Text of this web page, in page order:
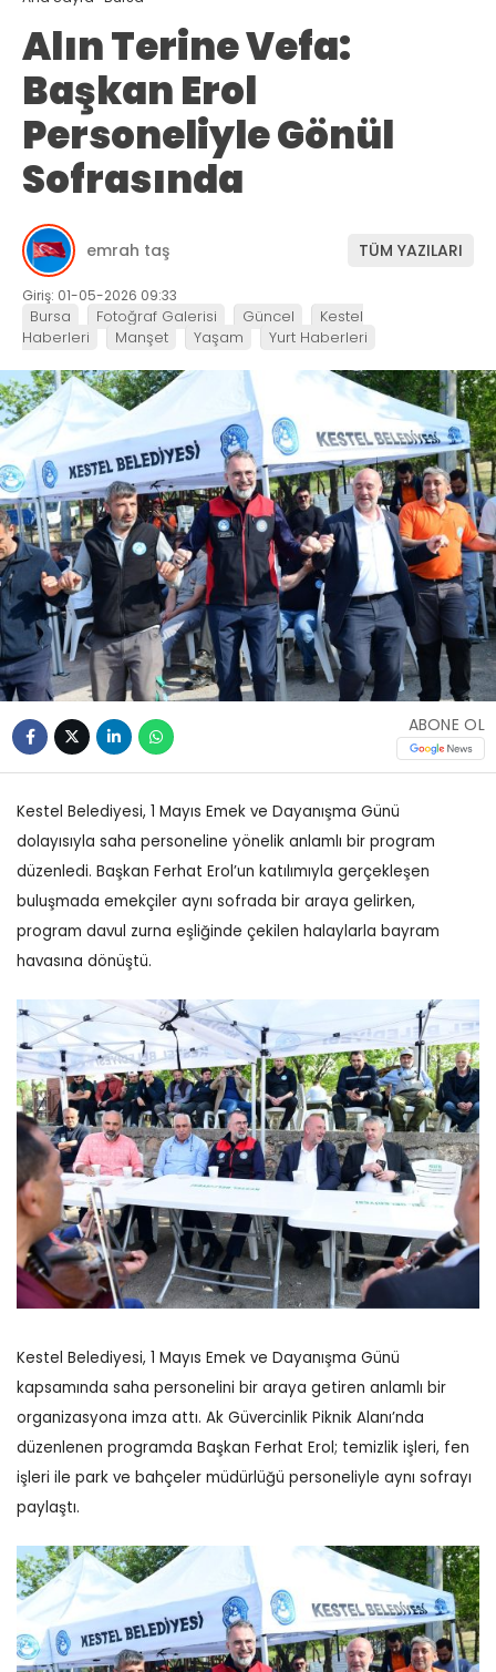
Alın Terine Vefa:
Başkan Erol
Personeliyle Gönül
Sofrasında
emrah taş TÜM YAZILARI
Giriş: 01-05-2026 09:33
Bursa Fotoğraf Galerisi Güncel
Kestel
Haberleri
Manşet Yaşam Yurt Haberleri
ABONE OL
Kestel Belediyesi, 1 Mayıs Emek ve Dayanışma Günü
dolayısıyla saha personeline yönelik anlamlı bir program
düzenledi. Başkan Ferhat Erol’un katılımıyla gerçekleşen
buluşmada emekçiler aynı sofrada bir araya gelirken,
program davul zurna eşliğinde çekilen halaylarla bayram
havasına dönüştü.
Kestel Belediyesi, 1 Mayıs Emek ve Dayanışma Günü
kapsamında saha personelini bir araya getiren anlamlı bir
organizasyona imza attı. Ak Güvercinlik Piknik Alanı’nda
düzenlenen programda Başkan Ferhat Erol; temizlik işleri, fen
işleri ile park ve bahçeler müdürlüğü personeliyle aynı sofrayı
paylaştı.